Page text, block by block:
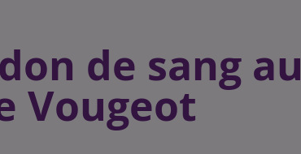
de sang au
Vougeot